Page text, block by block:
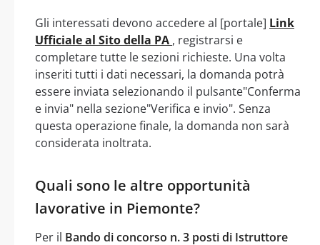
Gli interessati devono accedere al [portale] Link
Ufficiale al Sito della PA , registrarsi e
completare tutte le sezioni richieste. Una volta
inseriti tutti i dati necessari, la domanda potrà
essere inviata selezionando il pulsante"Conferma
e invia" nella sezione"Verifica e invio". Senza
questa operazione finale, la domanda non sarà
considerata inoltrata.
Quali sono le altre opportunità
lavorative in Piemonte?
Per il Bando di concorso n. 3 posti di Istruttore